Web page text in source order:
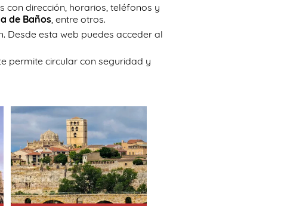
con dirección, horarios, teléfonos y
de Baños , entre otros.
Desde esta web puedes acceder al
permite circular con seguridad y